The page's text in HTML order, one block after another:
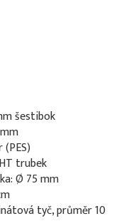
šestibok
trubek
Ø 75 mm
tyč, průměr 10